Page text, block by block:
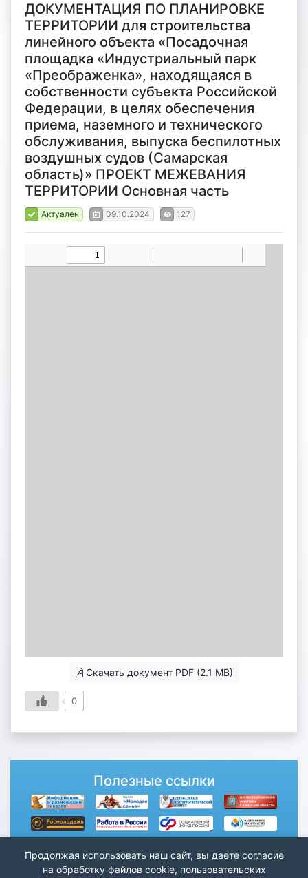
ДОКУМЕНТАЦИЯ ПО ПЛАНИРОВКЕ
ТЕРРИТОРИИ для строительства
линейного объекта «Посадочная
площадка «Индустриальный парк
«Преображенка», находящаяся в
собственности субъекта Российской
Федерации, в целях обеспечения
приема, наземного и технического
обслуживания, выпуска беспилотных
воздушных судов (Самарская
область)» ПРОЕКТ МЕЖЕВАНИЯ
ТЕРРИТОРИИ Основная часть
Актуален 09.10.2024 127
Скачать документ PDF (2.1 MB)
0
Полезные ссылки
Продолжая использовать наш сайт, вы даете согласие
на обработку файлов cookie, пользовательских